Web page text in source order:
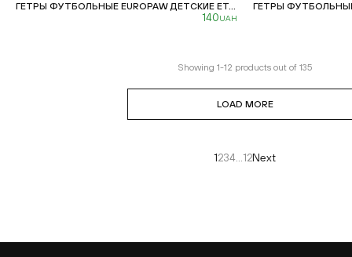
ГЕТРЫ ФУТБОЛЬНЫЕ EUROPAW ДЕТСКИЕ ET...
140UAH
ГЕТРЫ ФУТБОЛЬНЫЕ
Showing 1-12 products out of 135
LOAD MORE
1234 12Next